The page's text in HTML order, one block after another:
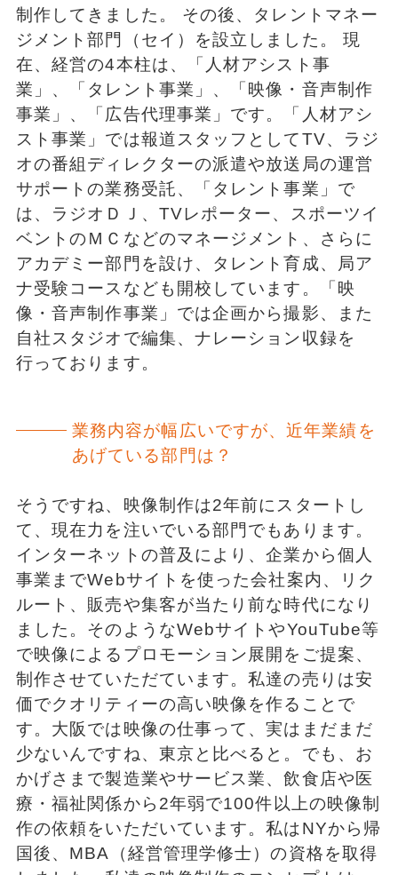
制作してきました。 その後、タレントマネー
ジメント部門（セイ）を設立しました。 現
在、経営の4本柱は、「人材アシスト事
業」、「タレント事業」、「映像・音声制作
事業」、「広告代理事業」です。「人材アシ
スト事業」では報道スタッフとしてTV、ラジ
オの番組ディレクターの派遣や放送局の運営
サポートの業務受託、「タレント事業」で
は、ラジオＤＪ、TVレポーター、スポーツイ
ベントのＭＣなどのマネージメント、さらに
アカデミー部門を設け、タレント育成、局ア
ナ受験コースなども開校しています。「映
像・音声制作事業」では企画から撮影、また
自社スタジオで編集、ナレーション収録を
行っております。
業務内容が幅広いですが、近年業績を
あげている部門は？
そうですね、映像制作は2年前にスタートし
て、現在力を注いでいる部門でもあります。
インターネットの普及により、企業から個人
事業までWebサイトを使った会社案内、リク
ルート、販売や集客が当たり前な時代になり
ました。そのようなWebサイトやYouTube等
で映像によるプロモーション展開をご提案、
制作させていただています。私達の売りは安
価でクオリティーの高い映像を作ることで
す。大阪では映像の仕事って、実はまだまだ
少ないんですね、東京と比べると。でも、お
かげさまで製造業やサービス業、飲食店や医
療・福祉関係から2年弱で100件以上の映像制
作の依頼をいただいています。私はNYから帰
国後、MBA（経営管理学修士）の資格を取得